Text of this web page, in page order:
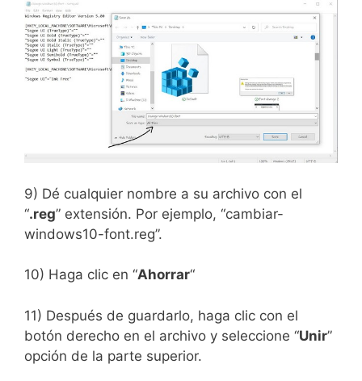
9) Dé cualquier nombre a su archivo con el
“.reg” extensión. Por ejemplo, “cambiar-
windows10-font.reg”.
10) Haga clic en “Ahorrar“
11) Después de guardarlo, haga clic con el
botón derecho en el archivo y seleccione “Unir”
opción de la parte superior.